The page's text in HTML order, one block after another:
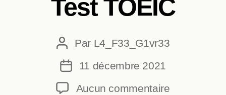
Test TOEIC
Auteur
de
l’article
Par L4_F33_G1vr33
Date
de
11 décembre 2021
Aucun commentairesur